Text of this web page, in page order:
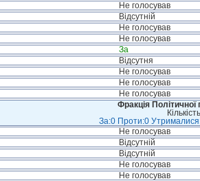
Не голосував
Відсутній
Не голосував
Не голосував
За
Відсутня
Не голосував
Не голосував
Не голосував
Фракція Політичної
За:0 Проти:0
Не голосував
Відсутній
Відсутній
Не голосував
Не голосував